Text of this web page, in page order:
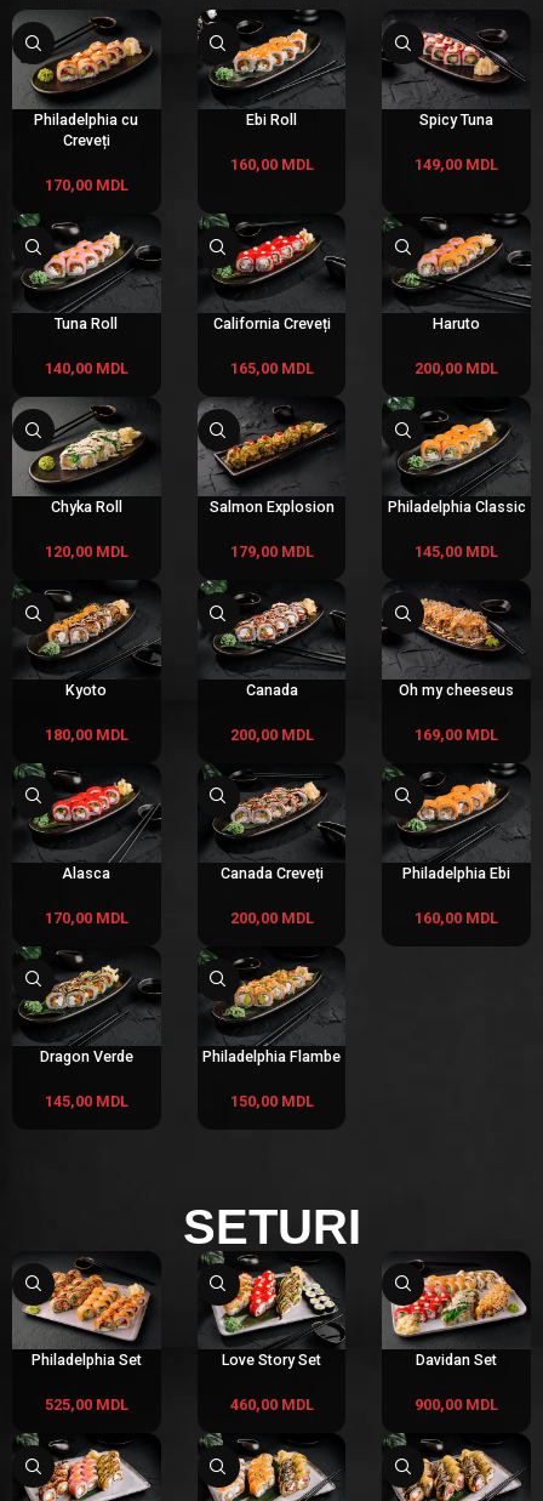
Philadelphia cu
Creveți
170,00 MDL
Ebi Roll
160,00 MDL
Spicy Tuna
149,00 MDL
Tuna Roll
140,00 MDL
California Creveți
165,00 MDL
Haruto
200,00 MDL
Chyka Roll
120,00 MDL
Salmon Explosion
179,00 MDL
Philadelphia Classic
145,00 MDL
Kyoto
180,00 MDL
Canada
200,00 MDL
Oh my cheeseus
169,00 MDL
Alasca
170,00 MDL
Canada Creveți
200,00 MDL
Philadelphia Ebi
160,00 MDL
Dragon Verde
145,00 MDL
Philadelphia Flambe
150,00 MDL
SETURI
Philadelphia Set
525,00 MDL
Love Story Set
460,00 MDL
Davidan Set
900,00 MDL